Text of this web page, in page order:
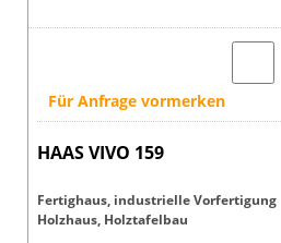
Für Anfrage vormerken
HAAS VIVO 159
Fertighaus, industrielle Vorfertigung
Holzhaus, Holztafelbau